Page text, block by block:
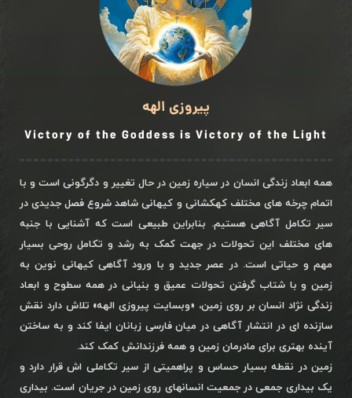
پیروزی الهه
Victory of the Goddess is Victory of the Light
همه ابعاد زندگی انسان در سیاره زمین در حال تغییر و دگرگونی است و با
اتمام چرخه های مختلف کهکشانی و کیهانی شاهد شروع فصل جدیدی در
سیر تکامل آگاهی هستیم. بنابراین طبیعی است که آشنایی با جنبه
های مختلف این تحولات در جهت کمک به رشد و تکامل روحی بسیار
مهم و حیاتی است. در عصر جدید و با ورود آگاهی کیهانی نوین به
زمین و با شتاب گرفتن تحولات عمیق و بنیانی در همه سطوح و ابعاد
زندگی نژاد انسان بر روی زمین، «وبسایت پیروزی الهه» تلاش دارد نقش
سازنده ای در انتشار آگاهی در میان فارسی زبانان ایفا کند و به ساختن
آینده بهتری برای مادرمان زمین و همه فرزندانش کمک کند.
زمین در نقطه بسیار حساس و پراهمیتی از سیر تکاملی اش قرار دارد و
یک بیداری جمعی در جمعیت انسانهای روی زمین در جریان است. بیداری